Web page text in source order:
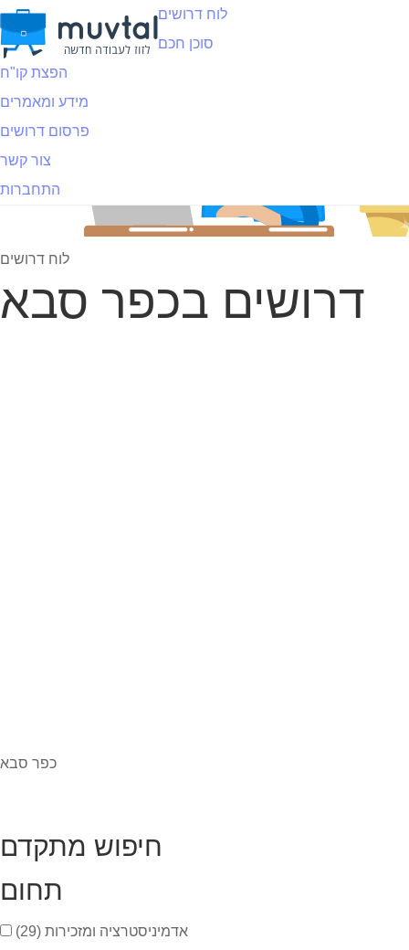
לוח דרושים
סוכן חכם
הפצת קו"ח
מידע ומאמרים
פרסום דרושים
צור קשר
התחברות
לוח דרושים
דרושים בכפר סבא
כפר סבא
חיפוש מתקדם
תחום
אדמיניסטרציה ומזכירות (29)